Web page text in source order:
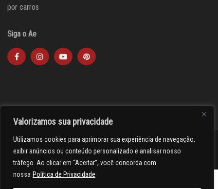
Valorizamos sua privacidade
Utilizamos cookies para aprimorar sua experiência de navegação,
exibir anúncios ou conteúdo personalizado e analisar nosso
tráfego. Ao clicar em “Aceitar”, você concorda com
nossa Política de Privacidade
por carros
Siga o Ae
><(((º> 17